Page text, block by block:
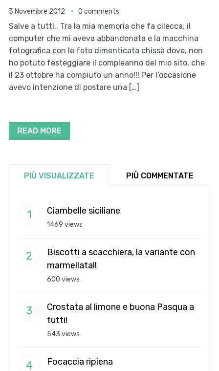
3 Novembre 2012 0 comments
Salve a tutti.. Tra la mia memoria che fa cilecca, il
computer che mi aveva abbandonata e la macchina
fotografica con le foto dimenticata chissà dove, non
ho potuto festeggiare il compleanno del mio sito, che
il 23 ottobre ha compiuto un anno!!! Per l’occasione
avevo intenzione di postare una […]
READ MORE
PIÙ VISUALIZZATE PIÙ COMMENTATE
Ciambelle siciliane
1469 views
Biscotti a scacchiera, la variante con
marmellata!!
600 views
Crostata al limone e buona Pasqua a
tutti!
543 views
Focaccia ripiena